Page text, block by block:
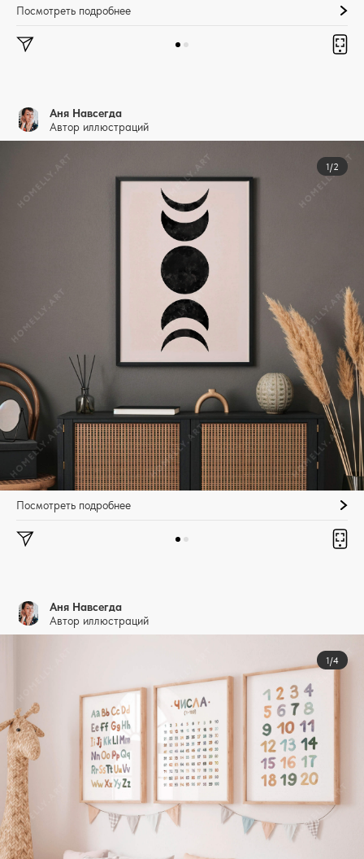
Посмотреть подробнее
Аня Навсегда
Автор иллюстраций
1/2
Посмотреть подробнее
Аня Навсегда
Автор иллюстраций
1/4